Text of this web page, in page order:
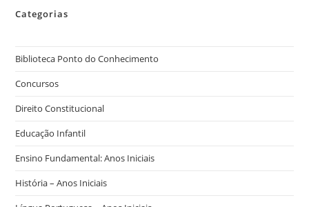
Categorias
Biblioteca Ponto do Conhecimento
Concursos
Direito Constitucional
Educação Infantil
Ensino Fundamental: Anos Iniciais
História – Anos Iniciais